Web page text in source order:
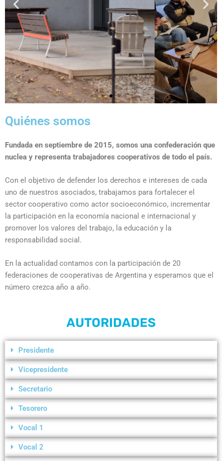
Quiénes somos
Fundada en septiembre de 2015, somos una confederación que
nuclea y representa trabajadores cooperativos de todo el país.
Con el objetivo de defender los derechos e intereses de cada
uno de nuestros asociados, trabajamos para fortalecer el
sector cooperativo como actor socioeconómico, incrementar
la participación en la economía nacional e internacional y
promover los valores del trabajo, la educación y la
responsabilidad social.
En la actualidad contamos con la participación de 20
federaciones de cooperativas de Argentina y esperamos que el
número crezca año a año.
AUTORIDADES
Presidente
Vicepresidente
Secretario
Tesorero
Vocal 1
Vocal 2